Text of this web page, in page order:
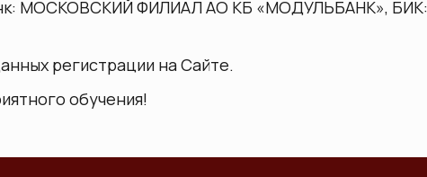
МОСКОВСКИЙ ФИЛИАЛ АО КБ «МОДУЛЬБАНК», БИК:
регистрации на Сайте.
обучения!